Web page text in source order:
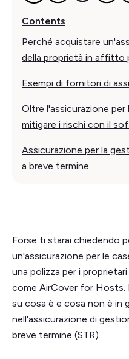
Contents
Perché acquistare
della proprietà in affitto
Esempi di fornitori di
Oltre l'assicurazione per
mitigare i rischi con il
Assicurazione per la
a breve termine
Forse ti starai chiedendo
un'assicurazione per le
una polizza per i
come AirCover for Hosts.
su cosa è e cosa non è in
nell'assicurazione di
breve termine (STR).